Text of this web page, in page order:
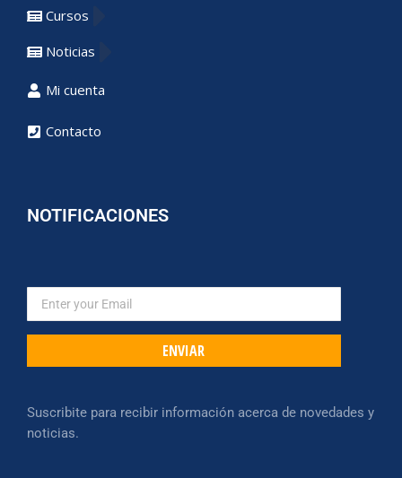
Cursos
Noticias
Mi cuenta
Contacto
NOTIFICACIONES
ENVIAR
Suscribite para recibir información acerca de novedades y
noticias.